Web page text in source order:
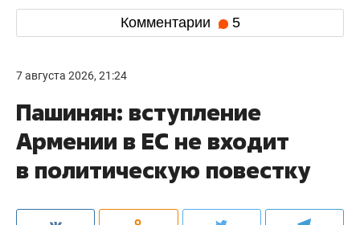
Комментарии 5
7 августа 2026, 21:24
Пашинян: вступление
Армении в ЕС не входит
в политическую повестку